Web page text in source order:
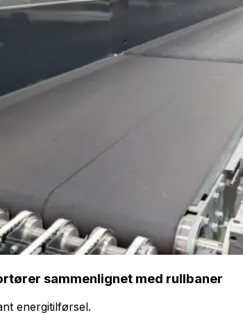
sammenlignet med rullbaner
energitilførsel.